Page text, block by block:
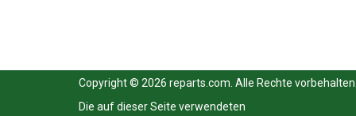
Copyright © 2026 reparts.com. Alle Rechte vorbehalten.
Die auf dieser Seite verwendeten